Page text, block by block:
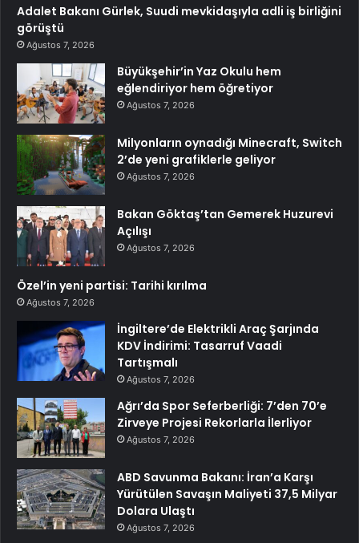
Adalet Bakanı Gürlek, Suudi mevkidaşıyla adli iş birliğini
görüştü
Ağustos 7, 2026
Büyükşehir’in Yaz Okulu hem
eğlendiriyor hem öğretiyor
Ağustos 7, 2026
Milyonların oynadığı Minecraft, Switch
2’de yeni grafiklerle geliyor
Ağustos 7, 2026
Bakan Göktaş’tan Gemerek Huzurevi
Açılışı
Ağustos 7, 2026
Özel’in yeni partisi: Tarihi kırılma
Ağustos 7, 2026
İngiltere’de Elektrikli Araç Şarjında
KDV İndirimi: Tasarruf Vaadi
Tartışmalı
Ağustos 7, 2026
Ağrı’da Spor Seferberliği: 7’den 70’e
Zirveye Projesi Rekorlarla İlerliyor
Ağustos 7, 2026
ABD Savunma Bakanı: İran’a Karşı
Yürütülen Savaşın Maliyeti 37,5 Milyar
Dolara Ulaştı
Ağustos 7, 2026